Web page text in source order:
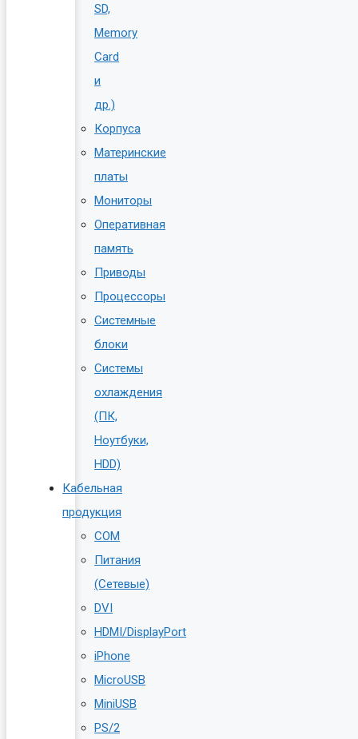
SD,
Memory
Card
и
др.)
Корпуса
Материнские
платы
Мониторы
Оперативная
память
Приводы
Процессоры
Системные
блоки
Системы
охлаждения
(ПК,
Ноутбуки,
HDD)
Кабельная
продукция
COM
Питания
(Сетевые)
DVI
HDMI/DisplayPort
iPhone
MicroUSB
MiniUSB
PS/2